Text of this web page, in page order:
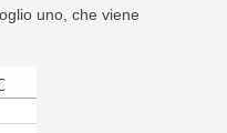
uno, che viene